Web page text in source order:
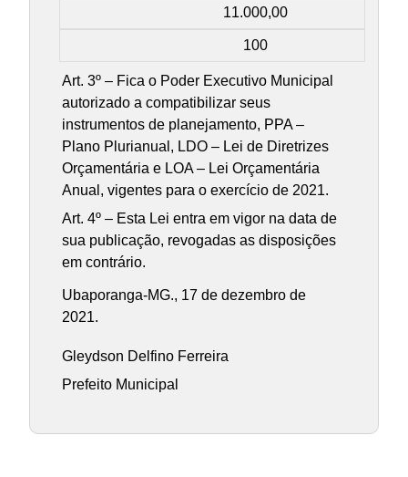
11.000,00
100
Art. 3º – Fica o Poder Executivo Municipal
autorizado a compatibilizar seus
instrumentos de planejamento, PPA –
Plano Plurianual, LDO – Lei de Diretrizes
Orçamentária e LOA – Lei Orçamentária
Anual, vigentes para o exercício de 2021.
Art. 4º – Esta Lei entra em vigor na data de
sua publicação, revogadas as disposições
em contrário.
Ubaporanga-MG., 17 de dezembro de
2021.
Gleydson Delfino Ferreira
Prefeito Municipal